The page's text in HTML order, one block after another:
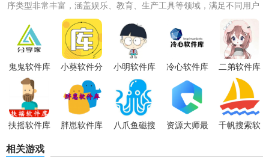
序类型非常丰富，涵盖娱乐、教育、生产工具等领域，满足不同用户
的各种需求，这些应用...
鬼鬼软件库
小葵软件分
享库
小明软件库 冷心软件库 二弟软件库
扶摇软件库 胖崽软件库 八爪鱼磁搜
资源大师最
千帆搜索软
相关游戏